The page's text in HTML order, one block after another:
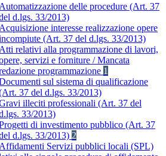
Automatizzazione delle procedure (Art. 37
d.lgs. 33/2013)
Acquisizione interesse realizzazione opere
(Art. 37 del d.lgs. 33/2013)
Atti relativi alla programmazione di lavori,
servizi e forniture / Mancata
programmazione 1
sul sistema di qualificazione
37 del d.lgs. 33/2013)
illeciti professionali (Art. 37 del
33/2013)
di investimento pubblico (Art. 37
d.lgs. 33/2013) 2
Affidamenti Servizi pubblici locali (SPL)